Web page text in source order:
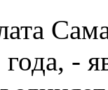
-